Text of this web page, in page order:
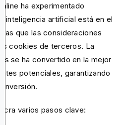
ha experimentado
inteligencia artificial está en el
que las consideraciones
cookies de terceros. La
se ha convertido en la mejor
potenciales, garantizando
varios pasos clave: